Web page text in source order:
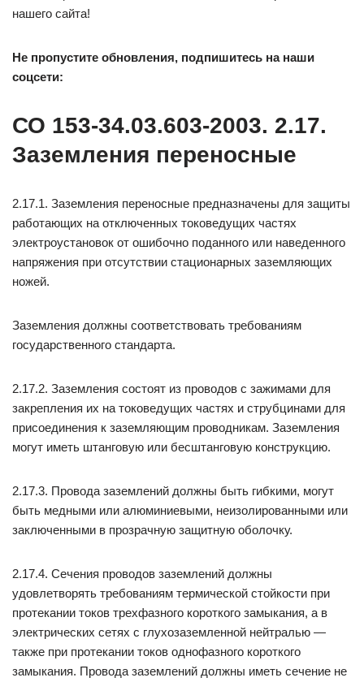
нашего сайта!
Не пропустите обновления, подпишитесь на наши
соцсети:
СО 153-34.03.603-2003. 2.17.
Заземления переносные
2.17.1. Заземления переносные предназначены для защиты
работающих на отключенных токоведущих частях
электроустановок от ошибочно поданного или наведенного
напряжения при отсутствии стационарных заземляющих
ножей.
Заземления должны соответствовать требованиям
государственного стандарта.
2.17.2. Заземления состоят из проводов с зажимами для
закрепления их на токоведущих частях и струбцинами для
присоединения к заземляющим проводникам. Заземления
могут иметь штанговую или бесштанговую конструкцию.
2.17.3. Провода заземлений должны быть гибкими, могут
быть медными или алюминиевыми, неизолированными или
заключенными в прозрачную защитную оболочку.
2.17.4. Сечения проводов заземлений должны
удовлетворять требованиям термической стойкости при
протекании токов трехфазного короткого замыкания, а в
электрических сетях с глухозаземленной нейтралью —
также при протекании токов однофазного короткого
замыкания. Провода заземлений должны иметь сечение не